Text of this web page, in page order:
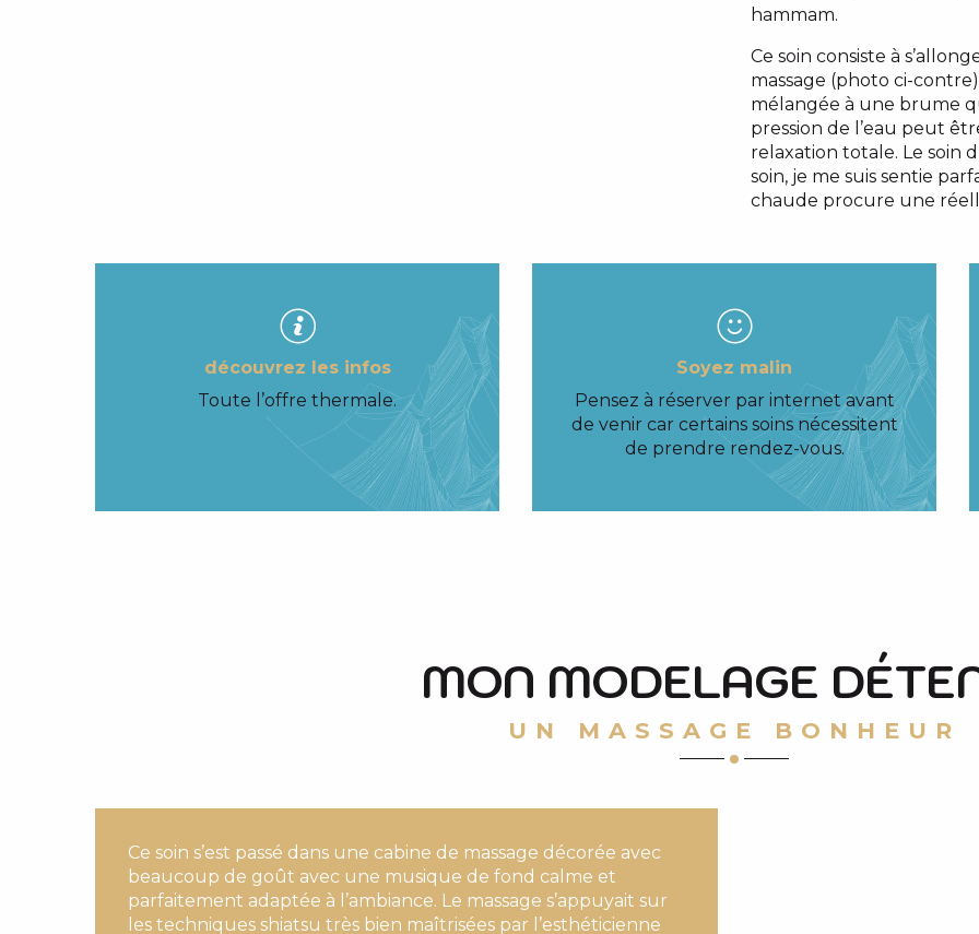
hammam.
Ce soin consiste à
massage (photo ci-
mélangée à une brume
pression de l’eau peut
relaxation totale. Le soin
soin, je me suis sentie
chaude procure une
découvrez les infos
Toute l’offre thermale.
Soyez malin
Pensez à réserver par internet avant
de venir car certains soins nécessitent
de prendre rendez-vous.
MON MODELAGE
UN MASSAGE BONHEUR
Ce soin s’est passé dans une cabine de massage décorée avec
beaucoup de goût avec une musique de fond calme et
parfaitement adaptée à l’ambiance. Le massage s’appuyait sur
les techniques shiatsu très bien maîtrisées par l’esthéticienne